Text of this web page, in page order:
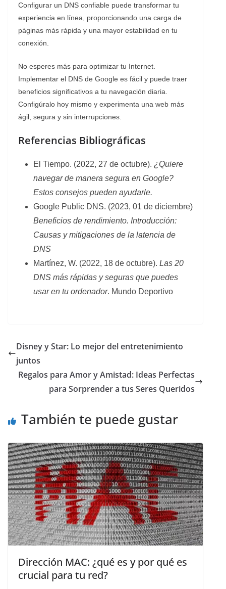
Configurar un DNS confiable puede transformar tu
experiencia en línea, proporcionando una carga de
páginas más rápida y una mayor estabilidad en tu
conexión.
No esperes más para optimizar tu Internet.
Implementar el DNS de Google es fácil y puede traer
beneficios significativos a tu navegación diaria.
Configúralo hoy mismo y experimenta una web más
ágil, segura y sin interrupciones.
Referencias Bibliográficas
El Tiempo. (2022, 27 de octubre). ¿Quiere
navegar de manera segura en Google?
Estos consejos pueden ayudarle.
Google Public DNS. (2023, 01 de diciembre)
Beneficios de rendimiento. Introducción:
Causas y mitigaciones de la latencia de
DNS
Martínez, W. (2022, 18 de octubre). Las 20
DNS más rápidas y seguras que puedes
usar en tu ordenador. Mundo Deportivo
Disney y Star: Lo mejor del entretenimiento
juntos
Regalos para Amor y Amistad: Ideas Perfectas
para Sorprender a tus Seres Queridos
También te puede gustar
Dirección MAC: ¿qué es y por qué es
crucial para tu red?